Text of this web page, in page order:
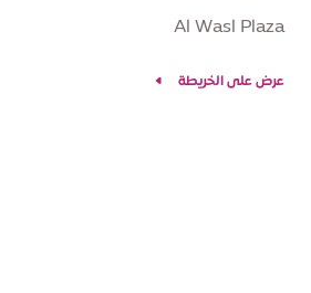
Al Wasl Plaza
عرض على الخريطة